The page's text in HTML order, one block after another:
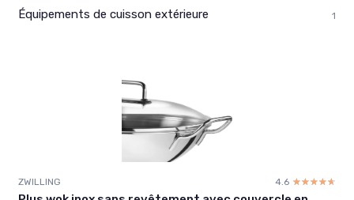
Équipements de cuisson extérieure 1
ZWILLING 4.6 ☆☆☆☆☆
★★★★★